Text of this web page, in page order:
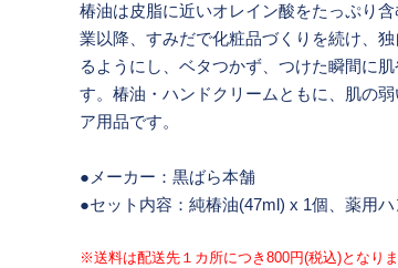
椿油は皮脂に近いオレイン酸をたっぷり
業以降、すみだで化粧品づくりを続け、
るようにし、ベタつかず、つけた瞬間に
す。椿油・ハンドクリームともに、肌の
ア用品です。
●メーカー：黒ばら本舗
●セット内容：純椿油(47ml) x 1個、薬用
※送料は配送先１カ所につき800円(税込)となりま